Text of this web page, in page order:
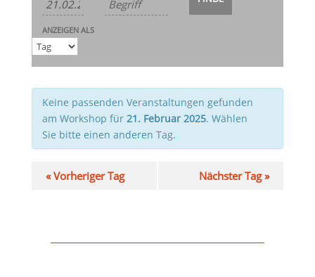
und
Ansichten,
Navigation
Ansichten-
Navigation
ANZEIGEN ALS
Keine passenden Veranstaltungen gefunden
am Workshop für 21. Februar 2025. Wählen
Sie bitte einen anderen Tag.
«Vorheriger Tag Nächster Tag»